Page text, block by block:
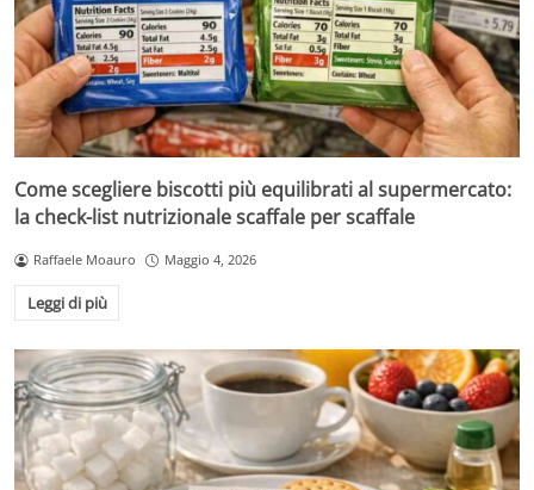
Come scegliere biscotti più equilibrati al supermercato:
la check-list nutrizionale scaffale per scaffale
Raffaele Moauro Maggio 4, 2026
Leggi di più